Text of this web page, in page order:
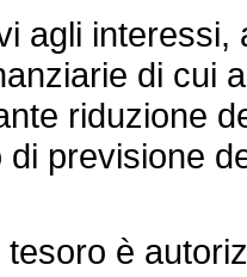
interessi,
di cui
riduzione
di previsione
è